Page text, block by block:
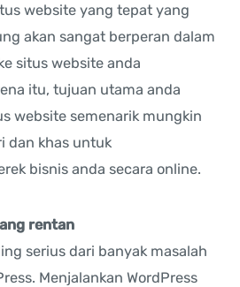
website yang tepat yang
akan sangat berperan dalam
situs website anda
itu, tujuan utama anda
website semenarik mungkin
dan khas untuk
bisnis anda secara online.
rentan
serius dari banyak masalah
Menjalankan WordPress